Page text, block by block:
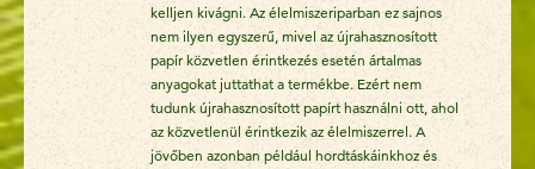
kelljen kivágni. Az élelmiszeriparban ez sajnos
nem ilyen egyszerű, mivel az újrahasznosított
papír közvetlen érintkezés esetén ártalmas
anyagokat juttathat a termékbe. Ezért nem
tudunk újrahasznosított papírt használni ott, ahol
az közvetlenül érintkezik az élelmiszerrel. A
jövőben azonban például hordtáskáinkhoz és